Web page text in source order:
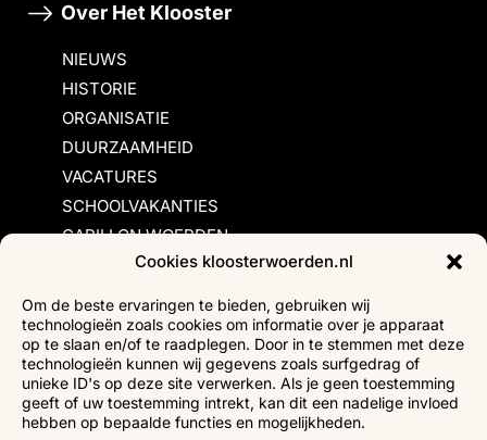
Cookies kloosterwoerden.nl
Om de beste ervaringen te bieden, gebruiken wij
technologieën zoals cookies om informatie over je apparaat
op te slaan en/of te raadplegen. Door in te stemmen met deze
technologieën kunnen wij gegevens zoals surfgedrag of
unieke ID's op deze site verwerken. Als je geen toestemming
geeft of uw toestemming intrekt, kan dit een nadelige invloed
hebben op bepaalde functies en mogelijkheden.
Over Het Klooster
NIEUWS
HISTORIE
ORGANISATIE
DUURZAAMHEID
VACATURES
SCHOOLVAKANTIES
CARILLON WOERDEN
Inschrijvingsvoorwaarden
Bezoekersvoorwaarden
Huurvoorwaarden
Privacyverklaring
Ticketverkoop